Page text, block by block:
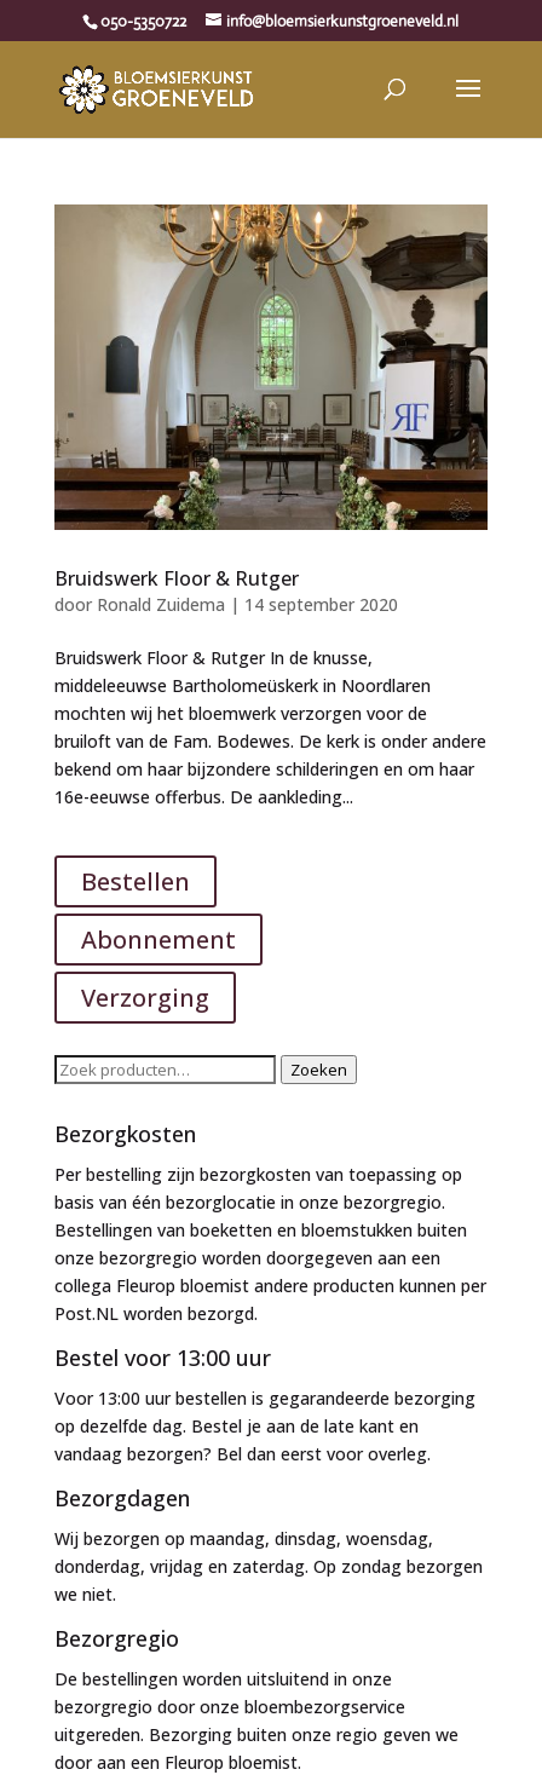
050-5350722 info@bloemsierkunstgroeneveld.nl
Bruidswerk Floor & Rutger
door Ronald Zuidema | 14 september 2020
Bruidswerk Floor & Rutger In de knusse,
middeleeuwse Bartholomeüskerk in Noordlaren
mochten wij het bloemwerk verzorgen voor de
bruiloft van de Fam. Bodewes. De kerk is onder andere
bekend om haar bijzondere schilderingen en om haar
16e-eeuwse offerbus. De aankleding...
Bestellen
Abonnement
Verzorging
Zoeken
Zoeken
Bezorgkosten
Per bestelling zijn bezorgkosten van toepassing op
basis van één bezorglocatie in onze bezorgregio.
Bestellingen van boeketten en bloemstukken buiten
onze bezorgregio worden doorgegeven aan een
collega Fleurop bloemist andere producten kunnen per
Post.NL worden bezorgd.
Bestel voor 13:00 uur
Voor 13:00 uur bestellen is gegarandeerde bezorging
op dezelfde dag. Bestel je aan de late kant en
vandaag bezorgen? Bel dan eerst voor overleg.
Bezorgdagen
Wij bezorgen op maandag, dinsdag, woensdag,
donderdag, vrijdag en zaterdag. Op zondag bezorgen
we niet.
Bezorgregio
De bestellingen worden uitsluitend in onze
bezorgregio door onze bloembezorgservice
uitgereden. Bezorging buiten onze regio geven we
door aan een Fleurop bloemist.